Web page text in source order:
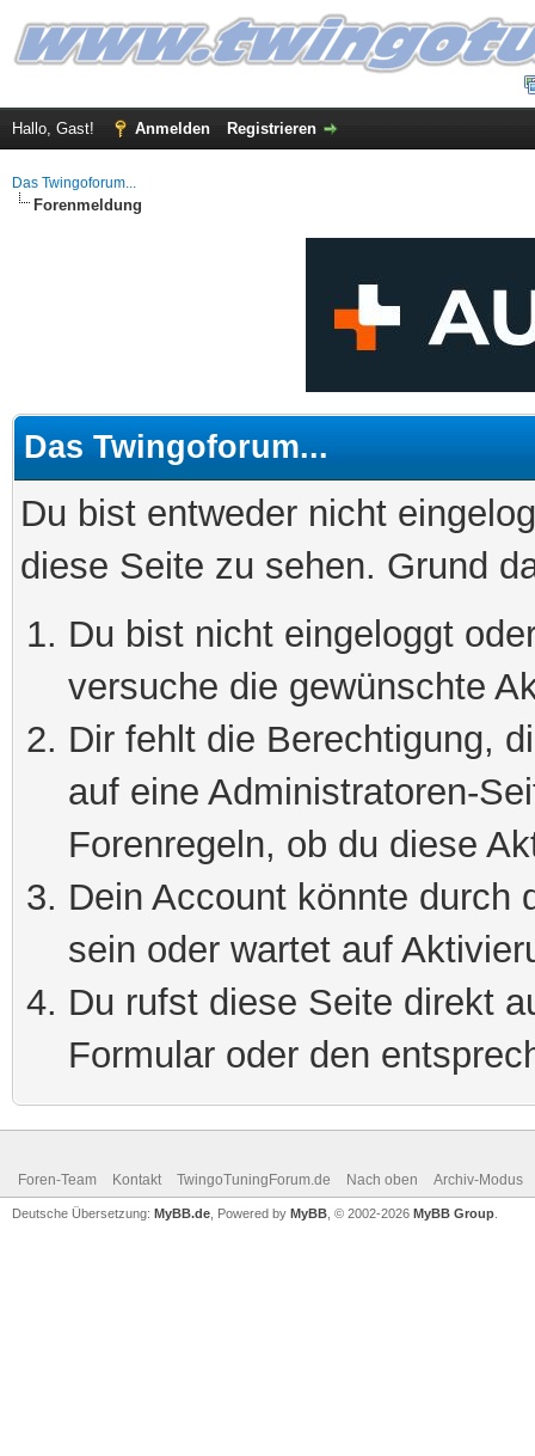
Hallo, Gast! Anmelden Registrieren
Das Twingoforum...
Forenmeldung
Das Twingoforum...
Du bist entweder nicht
diese Seite zu sehen. Grund
Du bist nicht eingeloggt
versuche die gewünschte
Dir fehlt die Berechtigung,
auf eine Administratoren-
Forenregeln, ob du diese
Dein Account könnte durch
sein oder wartet auf
Du rufst diese Seite direkt
Formular oder den
Foren-Team Kontakt TwingoTuningForum.de Nach oben Archiv-Modus
Deutsche Übersetzung: MyBB.de , Powered by MyBB , © 2002-2026 MyBB Group